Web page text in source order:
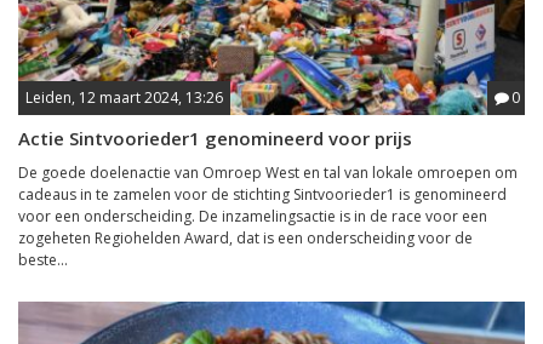
Leiden, 12 maart 2024, 13:26 0
Actie Sintvoorieder1 genomineerd voor prijs
De goede doelenactie van Omroep West en tal van lokale omroepen om
cadeaus in te zamelen voor de stichting Sintvoorieder1 is genomineerd
voor een onderscheiding. De inzamelingsactie is in de race voor een
zogeheten Regiohelden Award, dat is een onderscheiding voor de
beste...